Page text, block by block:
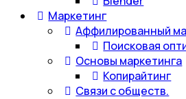
Маркетинг
Аффилированный
Поисковая
Основы маркетинга
Копирайтинг
Связи с обществ.